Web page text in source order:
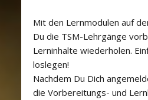
Mit den Lernmodulen auf
Du die TSM-Lehrgänge
Lerninhalte wiederholen.
loslegen!
Nachdem Du Dich
die Vorbereitungs- und